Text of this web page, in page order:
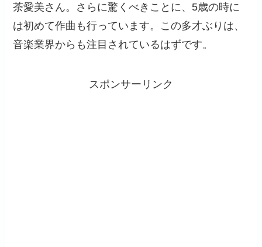
茶愛美さん。さらに驚くべきことに、5歳の時に
は初めて作曲も行っています。この多才ぶりは、
音楽業界からも注目されているはずです。
スポンサーリンク